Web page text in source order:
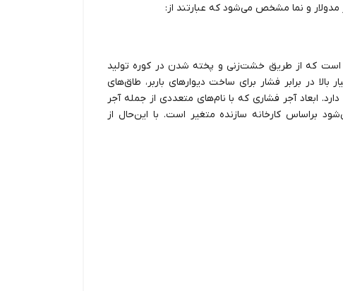
مدولار و نما مشخص می‌شود که عبارتند از:
است که از طریق خشت‌زنی و پخته شدن در کوره تولید
در برابر فشار برای ساخت دیوارهای باربر، طاق‌های
ابعاد آجر فشاری که با نام‌های متعددی از جمله آجر
براساس کارخانه سازنده متغیر است. با این‌حال از